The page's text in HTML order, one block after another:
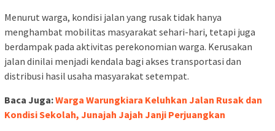
Menurut warga, kondisi jalan yang rusak tidak hanya
menghambat mobilitas masyarakat sehari-hari, tetapi juga
berdampak pada aktivitas perekonomian warga. Kerusakan
jalan dinilai menjadi kendala bagi akses transportasi dan
distribusi hasil usaha masyarakat setempat.
Baca Juga:Warga Warungkiara Keluhkan Jalan Rusak dan
Kondisi Sekolah, Junajah Jajah Janji Perjuangkan